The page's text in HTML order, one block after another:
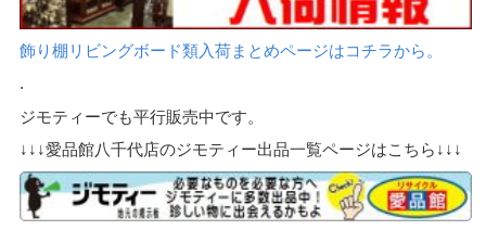
飾り棚リビングボード類入荷まとめページはコチラから。
.
ジモティーでも平行販売中です。
↓↓↓愛品館八千代店のジモティー出品一覧ページはこちら↓↓↓